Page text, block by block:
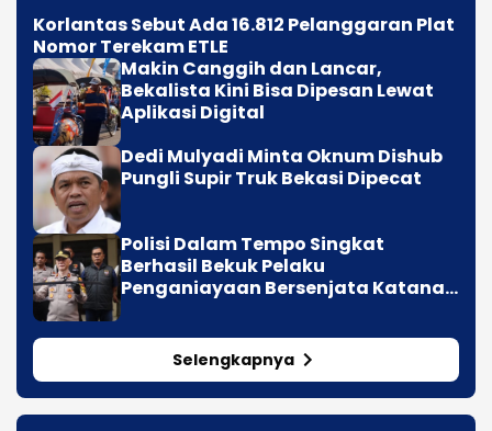
Korlantas Sebut Ada 16.812 Pelanggaran Plat
Nomor Terekam ETLE
Makin Canggih dan Lancar,
Bekalista Kini Bisa Dipesan Lewat
Aplikasi Digital
Dedi Mulyadi Minta Oknum Dishub
Pungli Supir Truk Bekasi Dipecat
Polisi Dalam Tempo Singkat
Berhasil Bekuk Pelaku
Penganiayaan Bersenjata Katana
Selengkapnya